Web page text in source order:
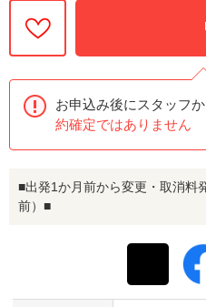
お申込み後にスタッフ
約確定ではありません
■出発1か月前から変更・取消料
前）■